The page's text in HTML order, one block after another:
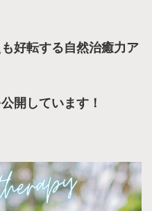
好転する自然治癒力ア
開しています！